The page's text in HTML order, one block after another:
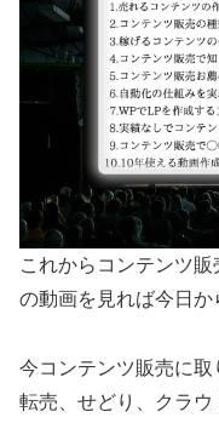
これからコンテンツ
の動画を見れば今日か
今コンテンツ販売に取
転売、せどり、クラ